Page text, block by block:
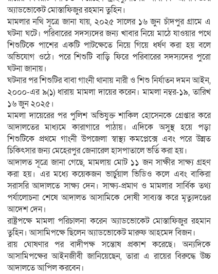
অ্যাডভোকেট মোস্তাফিজুর রহমান তুহিন।
মামলার নথি সূত্রে জানা যায়, ২০২৫ সালের ১৬ জুন চাঁদপুর গ্রামে এ
ঘটনা ঘটে। পরিবারের সদস্যদের জন্য খাবার নিয়ে মাঠে যাওয়ার পথে
শিশুটিকে পাশের একটি পাটক্ষেতে নিয়ে গিয়ে ধর্ষণ করা হয় বলে
অভিযোগ ওঠে। পরে শিশুটি বাড়ি ফিরে পরিবারের সদস্যদের পুরো
ঘটনা জানায়।
ঘটনার পর শিশুটির বাবা গাংনী থানায় নারী ও শিশু নির্যাতন দমন আইন,
২০০০-এর ৯(১) ধারায় মামলা দায়ের করেন। মামলা নম্বর-১৯, তারিখ
১৬ জুন ২০২৫।
মামলা দায়েরের পর পুলিশ অভিযুক্ত শাকিল হোসেনকে গ্রেপ্তার করে
আদালতের মাধ্যমে কারাগারে পাঠায়। এদিকে অসুস্থ হয়ে পড়া
শিশুটিকে প্রথমে গাংনী উপজেলা স্বাস্থ্য কমপ্লেক্সে এবং পরে উন্নত
চিকিৎসার জন্য মেহেরপুর জেনারেল হাসপাতালে ভর্তি করা হয়।
আদালত সূত্রে জানা গেছে, মামলায় মোট ১১ জন সাক্ষীর সাক্ষ্য গ্রহণ
করা হয়। এর মধ্যে কয়েকজন ভার্চুয়াল ভিডিও কলে এবং বাকিরা
সরাসরি আদালতে সাক্ষ্য দেন। সাক্ষ্য-প্রমাণ ও মামলার সার্বিক তথ্য
পর্যালোচনা শেষে আদালত আসামিকে দোষী সাব্যস্ত করে মৃত্যুদণ্ডের
আদেশ দেন।
রাষ্ট্রপক্ষে মামলা পরিচালনা করেন অ্যাডভোকেট মোস্তাফিজুর রহমান
তুহিন। আসামিপক্ষে ছিলেন অ্যাডভোকেট মারুফ আহমেদ বিজন।
রায় ঘোষণার পর বাদীপক্ষ সন্তোষ প্রকাশ করেছে। অন্যদিকে
আসামিপক্ষের আইনজীবী জানিয়েছেন, তারা এ রায়ের বিরুদ্ধে উচ্চ
আদালতে আপিল করবেন।